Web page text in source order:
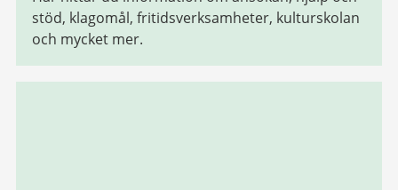
stöd, klagomål, fritidsverksamheter, kulturskolan
och mycket mer.